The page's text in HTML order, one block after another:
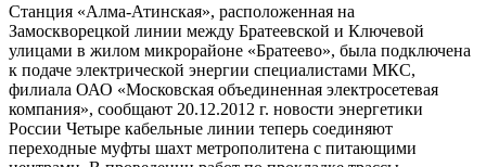
Станция «Алма-Атинская», расположенная на
Замоскворецкой линии между Братеевской и Ключевой
улицами в жилом микрорайоне «Братеево», была подключена
к подаче электрической энергии специалистами МКС,
филиала ОАО «Московская объединенная электросетевая
компания», сообщают 20.12.2012 г. новости энергетики
России Четыре кабельные линии теперь соединяют
переходные муфты шахт метрополитена с питающими